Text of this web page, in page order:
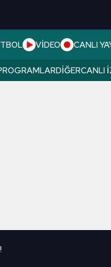
VİDEO CANLI
DIĞERCANLI